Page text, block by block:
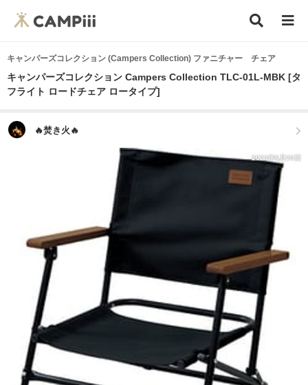
キャンパーズコレクション (Campers Collection) ファニチャー チェア
キャンパーズコレクション Campers Collection TLC-01L-MBK [タ
フライト ロードチェア ロータイプ]
🔥焚き火🔥
2023年6月20日